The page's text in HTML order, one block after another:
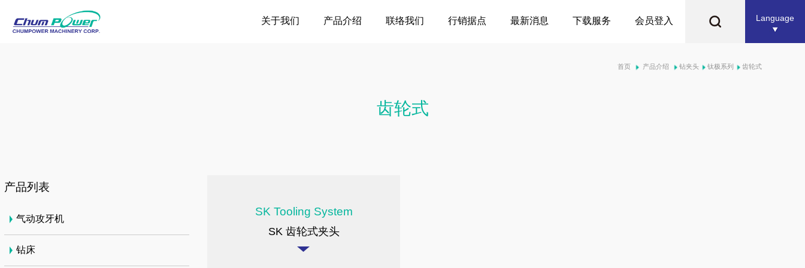
Language
关于我们 产品介绍 联络我们 行销据点 最新消息 下载服务 会员登入
首页 产品介绍 钻夹头 钛极系列 齿轮式
齿轮式
SK Tooling System
SK 齿轮式夹头
产品列表
气动攻牙机
钻床